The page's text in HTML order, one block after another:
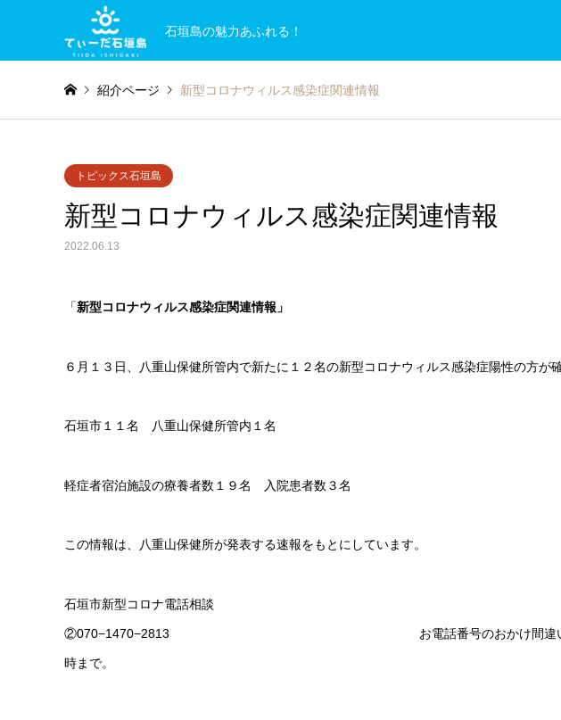
石垣島の魅力あふれる！
紹介ページ 新型コロナウィルス感染症関連情報
トピックス石垣島
新型コロナウィルス感染症関連情報
2022.06.13
「新型コロナウィルス感染症関連情報」
６月１３日、八重山保健所管内で新たに１２名の新型コロナウィルス感染症陽性の方が
石垣市１１名 八重山保健所管内１名
軽症者宿泊施設の療養者数１９名 入院患者数３名
この情報は、八重山保健所が発表する速報をもとにしています。
石垣市新型コロナ電話相談 電話番号
②070−1470−2813 お電話番号のおかけ間違いにご注意くだ
時まで。